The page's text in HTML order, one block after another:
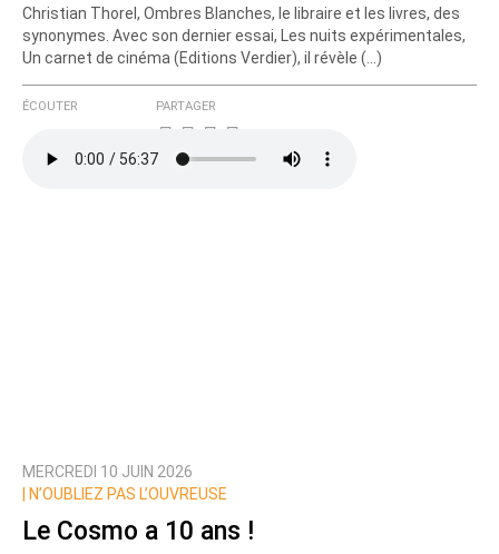
Christian Thorel, Ombres Blanches, le libraire et les livres, des
synonymes. Avec son dernier essai, Les nuits expérimentales,
Un carnet de cinéma (Editions Verdier), il révèle (…)
ÉCOUTER PARTAGER
MERCREDI 10 JUIN 2026
N’OUBLIEZ PAS L’OUVREUSE
Le Cosmo a 10 ans !